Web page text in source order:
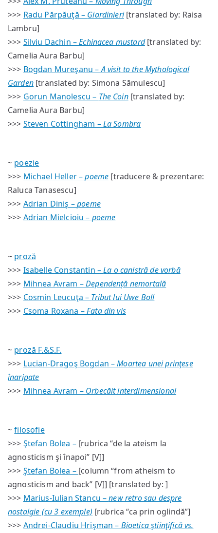
>>> Radu Părpăuţă – Giardinieri[translated by: Raisa
Lambru]
>>> Silviu Dachin –Echinacea mustard[translated by:
Camelia Aura Barbu]
>>> Bogdan Mureşanu –A visit to the Mythological
Garden[translated by: Simona Sămulescu]
>>> Gorun Manolescu – The Coin[translated by:
Camelia Aura Barbu]
>>> Steven Cottingham –La Sombra
~ poezie
>>> Michael Heller –poeme [traducere & prezentare:
Raluca Tanasescu]
>>> Adrian Diniş –poeme
>>> Adrian Mielcioiu – poeme
~ proză
>>> Isabelle Constantin –La o canistră de vorbă
>>> Mihnea Avram –Dependență nemortală
>>> Cosmin Leucuţa – Tribut lui Uwe Boll
>>> Csoma Roxana –Fata din vis
~ proză F.&S.F.
>>> Lucian-Dragoş Bogdan –Moartea unei prinţese
înaripate
>>> Mihnea Avram – Orbecăit interdimensional
~filosofie
>>> Ştefan Bolea – [rubrica “de la ateism la
agnosticism şi înapoi” [V]]
>>> Ştefan Bolea – [column “from atheism to
agnosticism and back” [V]] [translated by: ]
>>> Marius-Iulian Stancu –new retro sau despre
nostalgie (cu 3 exemple) [rubrica “ca prin oglindă”]
>>> Andrei-Claudiu Hrişman – Bioetica ştiinţifică vs.